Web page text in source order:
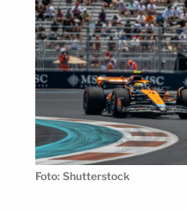
Foto: Shutterstock